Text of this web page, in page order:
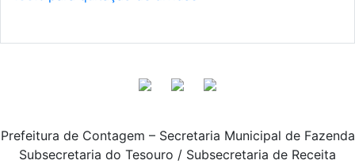
Prefeitura de Contagem – Secretaria Municipal de Fazenda
Subsecretaria do Tesouro / Subsecretaria de Receita